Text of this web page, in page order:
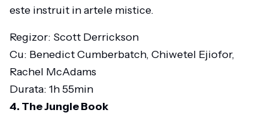
este instruit in artele mistice.
Regizor: Scott Derrickson
Cu: Benedict Cumberbatch, Chiwetel Ejiofor,
Rachel McAdams
Durata: 1h 55min
4. The Jungle Book